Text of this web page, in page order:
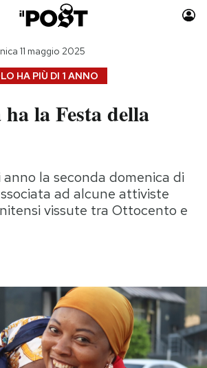
Auto
Moda
Storie/Idee
Ok Boomer!
Media
HA PIÙ DI 1 ANNO
11 maggio 2025
la Festa della
la seconda domenica di
ad alcune attiviste
vissute tra Ottocento e